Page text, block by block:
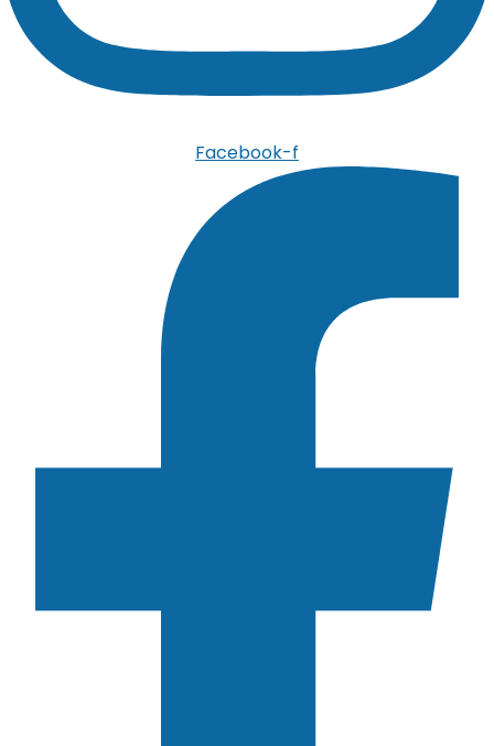
Facebook-f